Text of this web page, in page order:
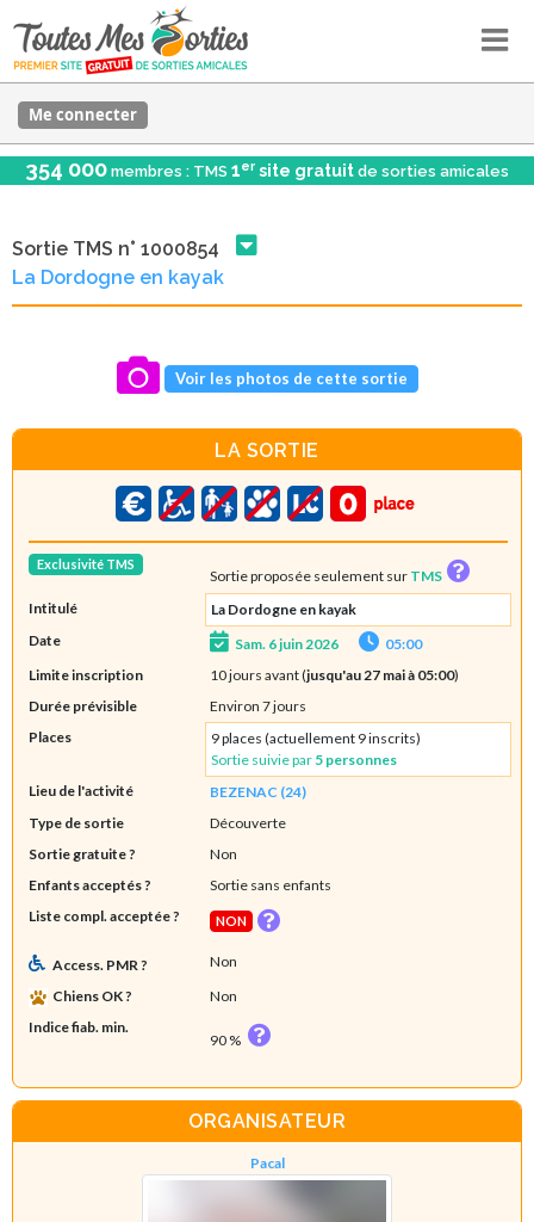
Me connecter
354 000 membres : TMS 1er site gratuit de sorties amicales
Sortie TMS n° 1000854
La Dordogne en kayak
Voir les photos de cette sortie
LA SORTIE
Exclusivité TMS
Sortie proposée seulement sur TMS
Intitulé
La Dordogne en kayak
Date
Sam. 6 juin 2026
05:00
Limite inscription
10 jours avant (jusqu'au 27 mai à 05:00)
Durée prévisible
Environ 7 jours
Places
9 places (actuellement 9 inscrits)
Sortie suivie par 5 personnes
Lieu de l'activité
BEZENAC (24)
Type de sortie
Découverte
Sortie gratuite ?
Non
Enfants acceptés ?
Sortie sans enfants
Liste compl. acceptée ?
NON
Access. PMR ?
Non
Chiens OK ?
Non
Indice fiab. min.
90 %
ORGANISATEUR
Pacal